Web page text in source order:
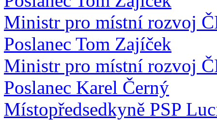
Ministr pro místní rozvoj
Poslanec Tom Zajíček
Ministr pro místní rozvoj
Poslanec Karel Černý
Místopředsedkyně PSP